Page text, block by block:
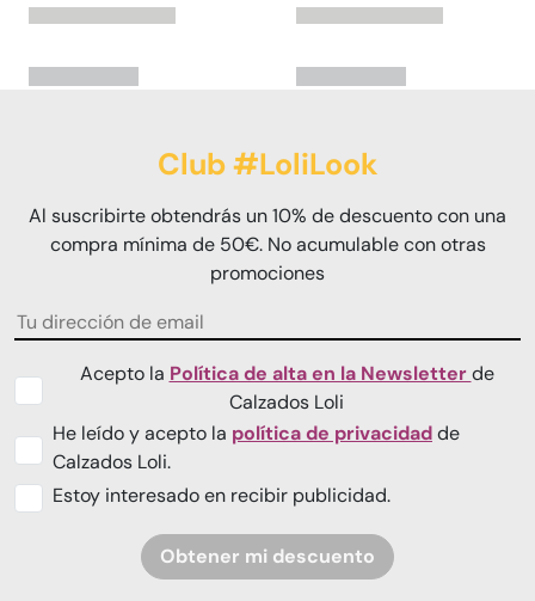
Club #LoliLook
Al suscribirte obtendrás un 10% de descuento con una
compra mínima de 50€. No acumulable con otras
promociones
Acepto la Política de alta en la Newsletterde
Calzados Loli
He leído y acepto la política de privacidadde
Calzados Loli.
Estoy interesado en recibir publicidad.
Obtener mi descuento